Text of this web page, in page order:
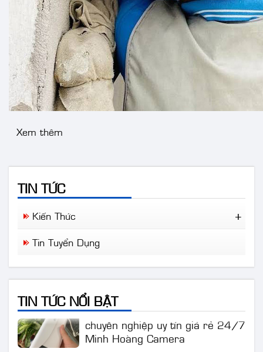
Xem thêm
TIN TỨC
Kiến Thức
Tin Tuyển Dụng
TIN TỨC NỔI BẬT
Nên lựa chọn dòng camera nào
Sửa Chữa Camera Tại Thuận An
chuyên nghiệp uy tín giá rẻ 24/7
Minh Hoàng Camera